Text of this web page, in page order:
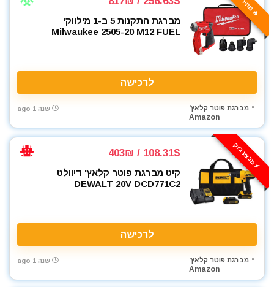
מברגת התקנות 5 ב-1 מילווקי
Milwaukee 2505-20 M12 FUEL
לרכישה
מברגת פוטר קלאץ'
Amazon
שנה 1 ago
⚡️ מבצע בזק 108.31$ / 403₪
קיט מברגת פוטר קלאץ' דיוולט
DEWALT 20V DCD771C2
לרכישה
מברגת פוטר קלאץ'
Amazon
שנה 1 ago